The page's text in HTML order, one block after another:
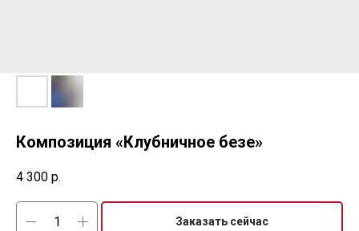
Композиция «Клубничное безе»
4 300 р.
Заказать сейчас